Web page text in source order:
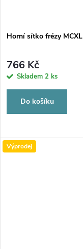
Horní sítko frézy MCXL
766 Kč
Skladem 2 ks
Do košíku
Výprodej